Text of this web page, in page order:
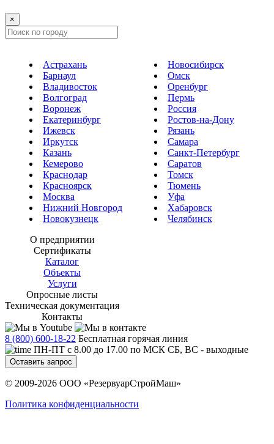
×
Астрахань
Барнаул
Владивосток
Волгоград
Воронеж
Екатеринбург
Ижевск
Иркутск
Казань
Кемерово
Краснодар
Красноярск
Москва
Нижний Новгород
Новокузнецк
Новосибирск
Омск
Оренбург
Пермь
Россия
Ростов-на-Дону
Рязань
Самара
Санкт-Петербург
Саратов
Томск
Тюмень
Уфа
Хабаровск
Челябинск
О предприятии
Сертификаты
Каталог
Объекты
Услуги
Опросные листы
Техническая документация
Контакты
8 (800) 600-18-22 Бесплатная горячая линия
ПН-ПТ с 8.00 до 17.00 по МСК СБ, ВС - выходные
Оставить запрос
© 2009-2026 ООО «РезервуарСтройМаш»
Политика конфиденциальности